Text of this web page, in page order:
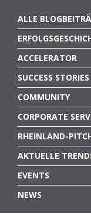
ALLE
ACCELERATOR
SUCCESS STORIES
COMMUNITY
CORPORATE
RHEINLAND-
AKTUELLE
EVENTS
NEWS